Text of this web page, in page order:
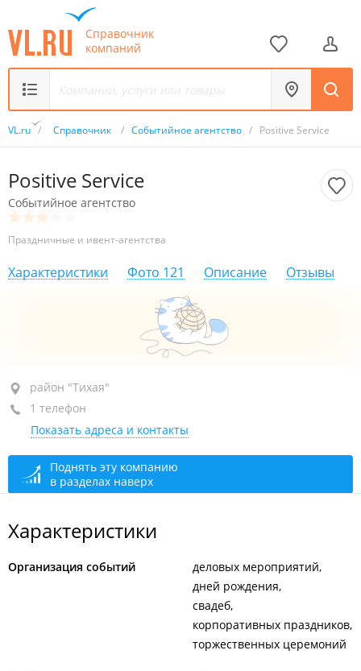
Справочник
компаний
VL.ru / Справочник / Событийное агентство / Positive Service
Positive Service
Событийное агентство
Праздничные и ивент-агентства
Характеристики Фото 121 Описание Отзывы
район "Тихая", ул. Космонавтов, 17В
+7 914 729-15-30
По предварительному звонку
район "Тихая"
1 телефон
Показать адреса и контакты
Поднять эту компанию
в разделах наверх
Характеристики
Организация событий
деловых мероприятий
дней рождения
свадеб
корпоративных праздников
торжественных церемоний